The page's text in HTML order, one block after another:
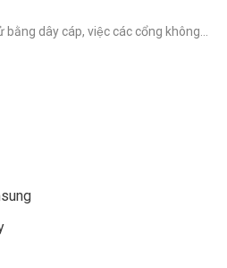
dây cáp, việc các cổng không...